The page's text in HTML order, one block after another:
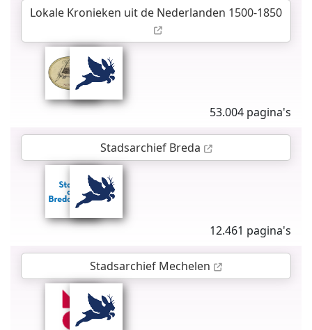
Lokale Kronieken uit de Nederlanden 1500-1850
53.004 pagina's
Stadsarchief Breda
12.461 pagina's
Stadsarchief Mechelen